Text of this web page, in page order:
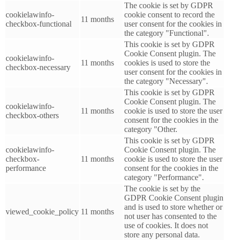
cookielawinfo-
checkbox-functional
11 months
The cookie is set by GDPR
cookie consent to record the
user consent for the cookies in
the category "Functional".
cookielawinfo-
checkbox-necessary
11 months
This cookie is set by GDPR
Cookie Consent plugin. The
cookies is used to store the
user consent for the cookies in
the category "Necessary".
cookielawinfo-
checkbox-others
11 months
This cookie is set by GDPR
Cookie Consent plugin. The
cookie is used to store the user
consent for the cookies in the
category "Other.
cookielawinfo-
checkbox-
performance
11 months
This cookie is set by GDPR
Cookie Consent plugin. The
cookie is used to store the user
consent for the cookies in the
category "Performance".
viewed_cookie_policy 11 months
The cookie is set by the
GDPR Cookie Consent plugin
and is used to store whether or
not user has consented to the
use of cookies. It does not
store any personal data.